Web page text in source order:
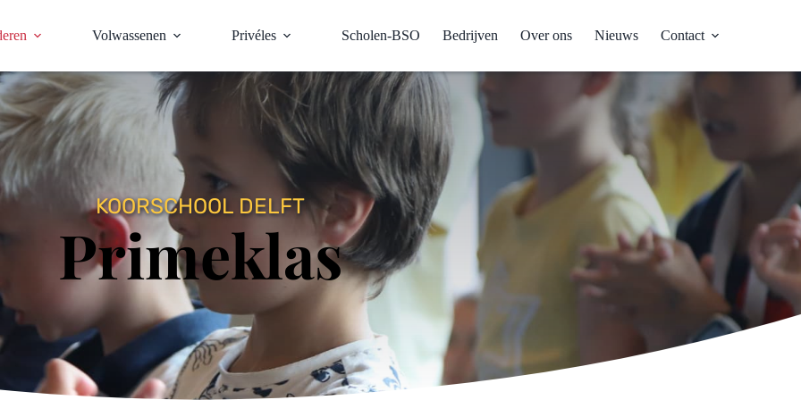
Volwassenen Privéles Scholen-BSO Bedrijven Over ons Nieuws Contact
KOORSCHOOL DELFT
Primeklas